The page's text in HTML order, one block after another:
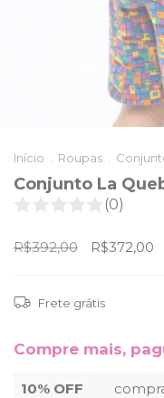
Início Roupas
Conjunto La
(0)
R$392,00 R$372,00
Frete grátis
Compre mais,
10% OFF